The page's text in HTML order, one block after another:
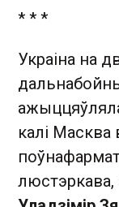
* * *
Украіна на
калі Масква
люстэркава,